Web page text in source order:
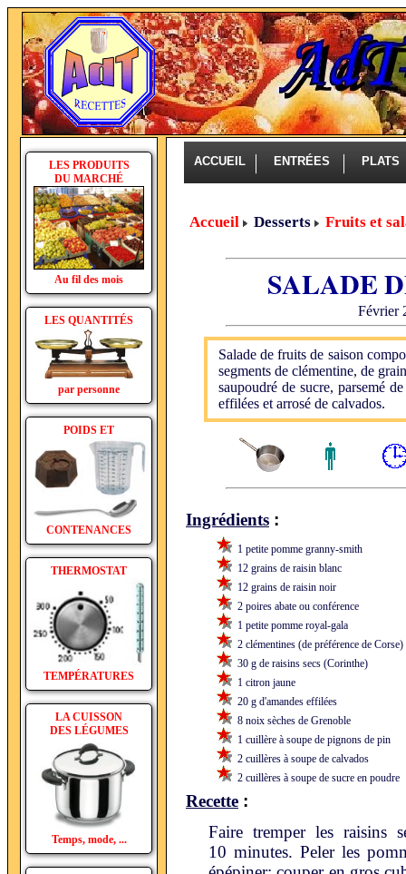
LES PRODUITS
DU MARCHÉ
Au fil des mois
LES QUANTITÉS
par personne
POIDS ET
CONTENANCES
THERMOSTAT
TEMPÉRATURES
LA CUISSON
DES LÉGUMES
Temps, mode, ...
ACCUEIL ENTRÉES PLATS
Accueil Desserts Fruits et
SALADE
Février
Salade de fruits de saison
segments de clémentine, de
saupoudré de sucre, parsemé
effilées et arrosé de calvados.
Ingrédients :
1 petite pomme granny-smith
12 grains de raisin blanc
12 grains de raisin noir
2 poires abate ou conférence
1 petite pomme royal-gala
2 clémentines (de préférence de Corse)
30 g de raisins secs (Corinthe)
1 citron jaune
20 g d'amandes effilées
8 noix sèches de Grenoble
1 cuillère à soupe de pignons de pin
2 cuillères à soupe de calvados
2 cuillères à soupe de sucre en poudre
Recette :
Faire tremper les raisins
10 minutes. Peler les